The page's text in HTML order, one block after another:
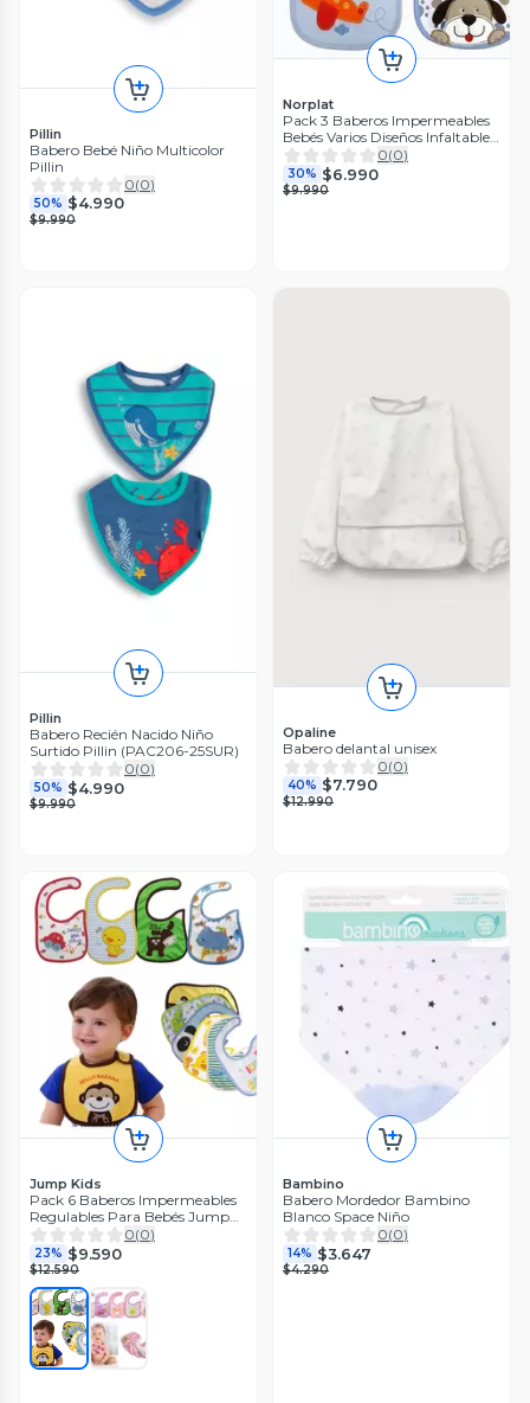
Pillin
Babero Bebé Niño Multicolor
Pillin
0(0)
50% $4.990
$9.990
Norplat
Pack 3 Baberos Impermeables
Bebés Varios Diseños Infaltable -
Norplat
0(0)
30% $6.990
$9.990
Pillin
Babero Recién Nacido Niño
Surtido Pillin (PAC206-25SUR)
0(0)
50% $4.990
$9.990
Opaline
Babero delantal unisex
0(0)
40% $7.790
$12.990
Jump Kids
Pack 6 Baberos Impermeables
Regulables Para Bebés Jump
Kids
0(0)
23% $9.590
$12.590
Bambino
Babero Mordedor Bambino
Blanco Space Niño
0(0)
14% $3.647
$4.290